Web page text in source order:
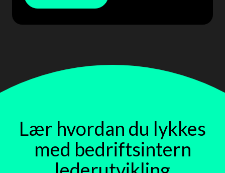
Lær hvordan du lykkes
med bedriftsintern